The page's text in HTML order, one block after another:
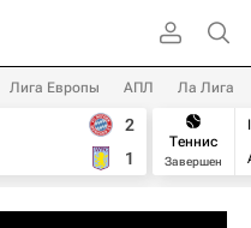
Лига Европы АПЛ Ла Лига
2
1
Теннис
Завершен